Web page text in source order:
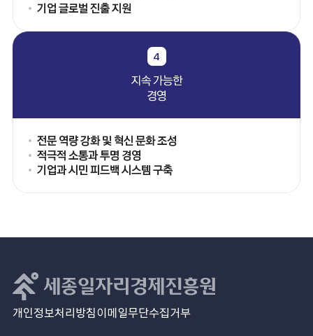
기업 글로벌 진출 지원
4
지속 가능한
경영
전문 역량 강화 및 혁신 문화 조성
적극적 소통과 투명 경영
기업과 시민 피드백 시스템 구축
개인정보처리방침이메일무단수집거부